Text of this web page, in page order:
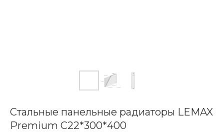
Стальные панельные радиаторы LEMAX
Premium C22*300*400